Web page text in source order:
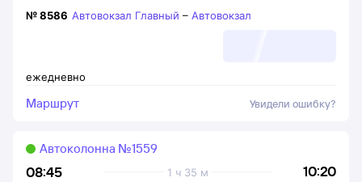
ежедневно
№8586 Автовокзал Главный – Автовокзал
Маршрут Увидели ошибку?
08:45 10:20
1 ч 35 м
Автоколонна №1559